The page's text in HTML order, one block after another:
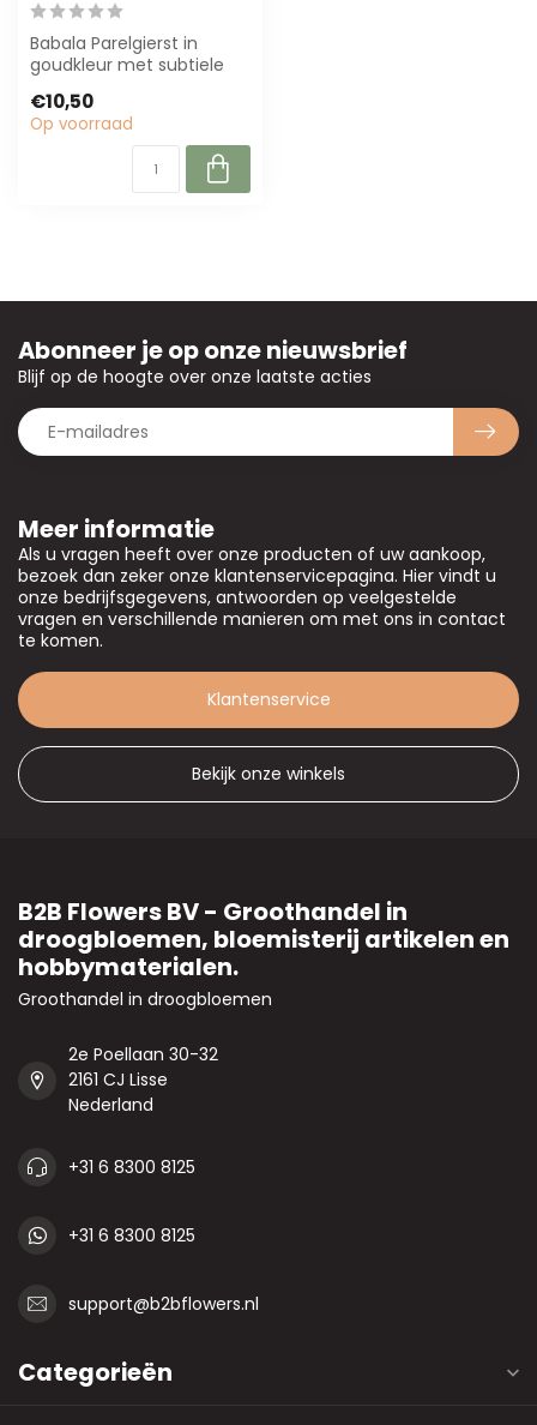
Babala Parelgierst in
goudkleur met subtiele
lang, per...
€10,50
Op voorraad
Meer informatie
Als u vragen heeft over onze producten of uw aankoop,
bezoek dan zeker onze klantenservicepagina. Hier vindt u
onze bedrijfsgegevens, antwoorden op veelgestelde
vragen en verschillende manieren om met ons in contact
te komen.
Klantenservice
Bekijk onze winkels
Abonneer je op onze nieuwsbrief
Blijf op de hoogte over onze laatste acties
B2B Flowers BV - Groothandel in
droogbloemen, bloemisterij artikelen en
hobbymaterialen.
Groothandel in droogbloemen
2e Poellaan 30-32
2161 CJ Lisse
Nederland
+31 6 8300 8125
+31 6 8300 8125
support@b2bflowers.nl
Categorieën